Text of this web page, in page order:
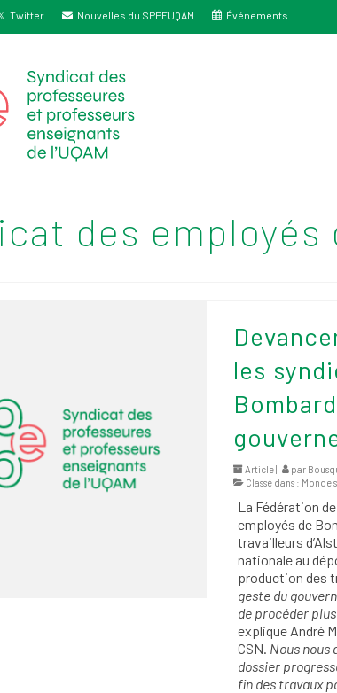
Twitter Nouvelles du SPPEUQAM Événements
des
les
Article | par
Classé dans : Monde
La Fédération
employés de
travailleurs
nationale au
production des
geste du
de procéder
explique André
CSN. Nous nous
dossier
fin des travaux